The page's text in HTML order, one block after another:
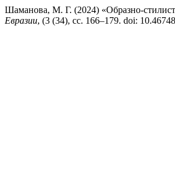
Шаманова, М. Г. (2024) «Образно-
Евразии, (3 (34), сс. 166–179. doi: